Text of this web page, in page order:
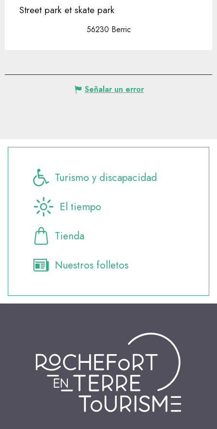
Street park et skate park
56230 Berric
Señalar un error
Turismo y discapacidad
El tiempo
Tienda
Nuestros folletos